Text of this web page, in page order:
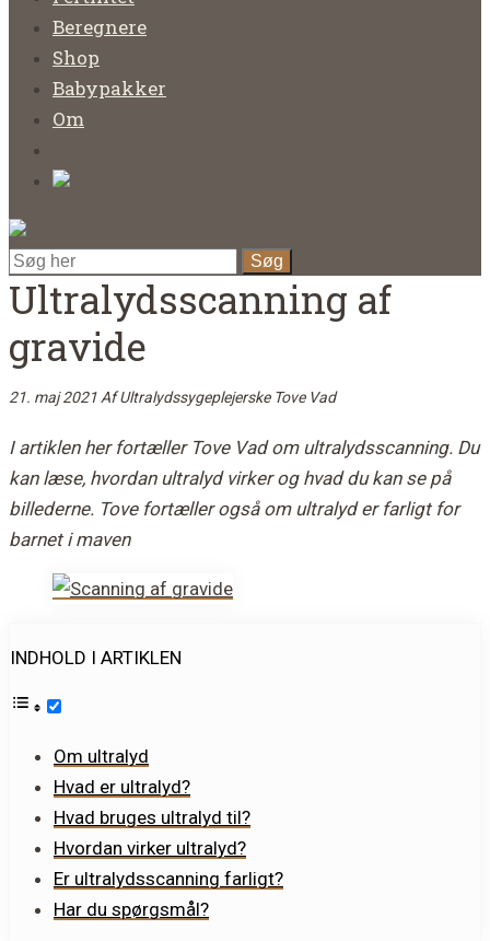
Beregnere
Shop
Babypakker
Om
Ultralydsscanning af
gravide
21. maj 2021 AfUltralydssygeplejerske Tove Vad
I artiklen her fortæller Tove Vad om ultralydsscanning. Du
kan læse, hvordan ultralyd virker og hvad du kan se på
billederne. Tove fortæller også om ultralyd er farligt for
barnet i maven
INDHOLD I ARTIKLEN
Om ultralyd
Hvad er ultralyd?
Hvad bruges ultralyd til?
Hvordan virker ultralyd?
Er ultralydsscanning farligt?
Har du spørgsmål?